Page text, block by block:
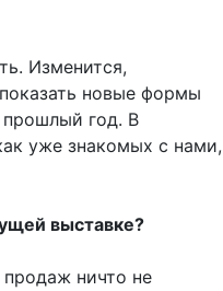
Изменится,
новые формы
год. В
уже знакомых с нами,
выставке?
ничто не